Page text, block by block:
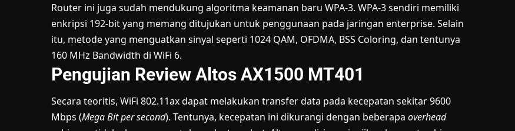
Router ini juga sudah mendukung algoritma keamanan baru WPA-3. WPA-3 sendiri memiliki
enkripsi 192-bit yang memang ditujukan untuk penggunaan pada jaringan enterprise. Selain
itu, metode yang menguatkan sinyal seperti 1024 QAM, OFDMA, BSS Coloring, dan tentunya
160 MHz Bandwidth di WiFi 6.
Pengujian Review Altos AX1500 MT401
Secara teoritis, WiFi 802.11ax dapat melakukan transfer data pada kecepatan sekitar 9600
Mbps (Mega Bit per second). Tentunya, kecepatan ini dikurangi dengan beberapa overhead